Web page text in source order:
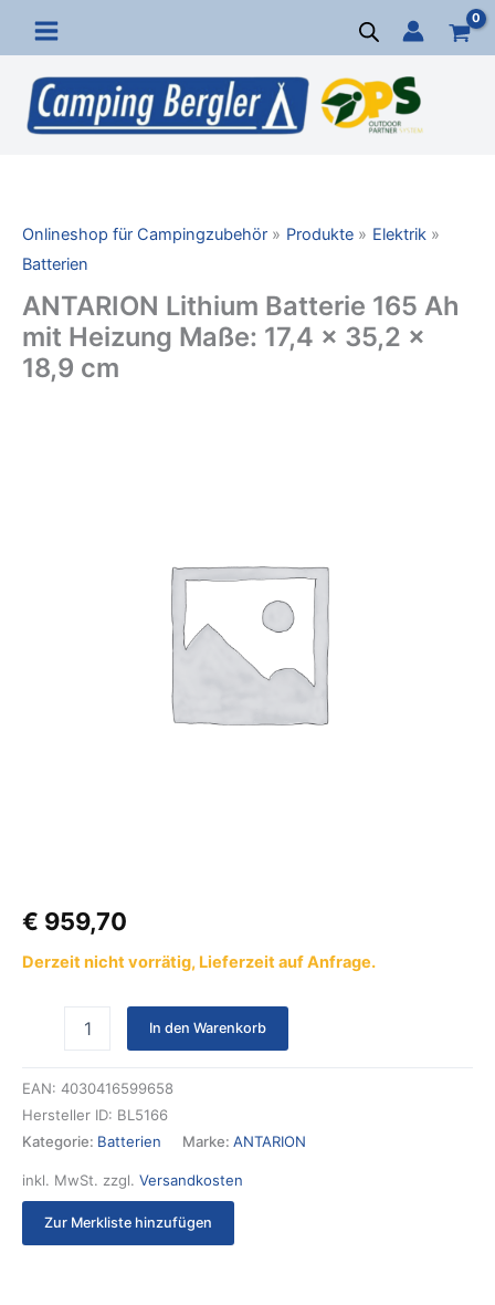
Inhalt
springen
Onlineshop für Campingzubehör Produkte
Elektrik
Batterien
ANTARION Lithium Batterie 165 Ah
mit Heizung Maße: 17,4 x 35,2 x
18,9 cm
€ 959,70
Derzeit nicht vorrätig, Lieferzeit auf Anfrage.
In den Warenkorb
EAN: 4030416599658
Hersteller ID: BL5166
Kategorie: Batterien Marke: ANTARION
inkl. MwSt. zzgl. Versandkosten
Zur Merkliste hinzufügen